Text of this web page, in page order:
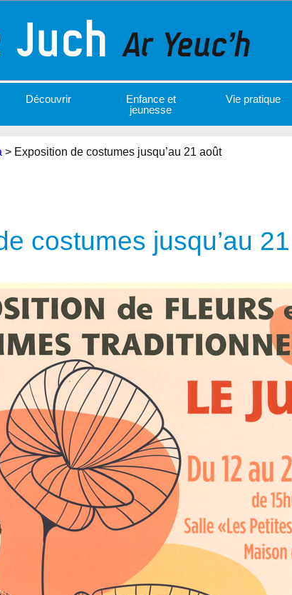
Découvrir
Enfance et
jeunesse
Vie pratique
> Exposition de costumes jusqu’au 21 août
costumes jusqu’au